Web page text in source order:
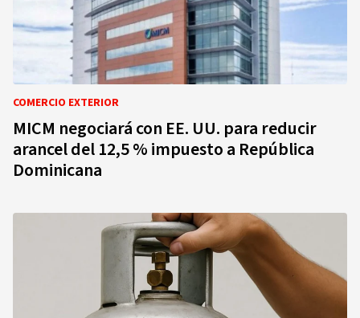
COMERCIO EXTERIOR
MICM negociará con EE. UU. para reducir
arancel del 12,5 % impuesto a República
Dominicana